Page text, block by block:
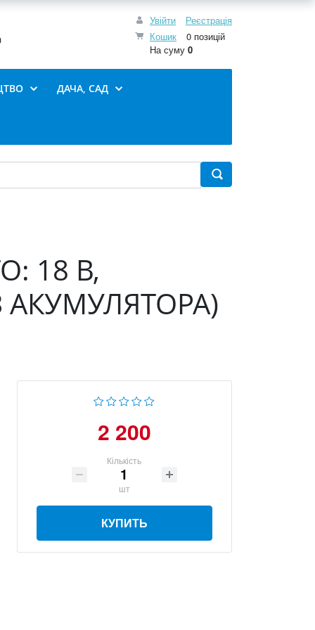
Увійти
Реєстрація
Кошик
0 позицій
На суму 0
ДАЧА, САД
18 В,
АКУМУЛЯТОРА)
2 200
Кількість
шт
КУПИТЬ